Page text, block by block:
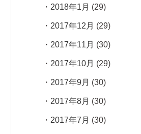
2018年1月 (29)
2017年12月 (29)
2017年11月 (30)
2017年10月 (29)
2017年9月 (30)
2017年8月 (30)
2017年7月 (30)